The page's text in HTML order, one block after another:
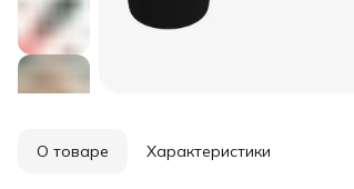
О товаре Характеристики